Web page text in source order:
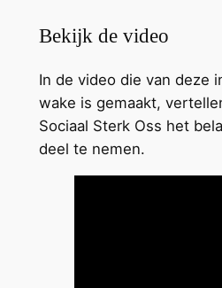
Bekijk de video
In de video die van deze
wake is gemaakt,
Sociaal Sterk Oss het
deel te nemen.